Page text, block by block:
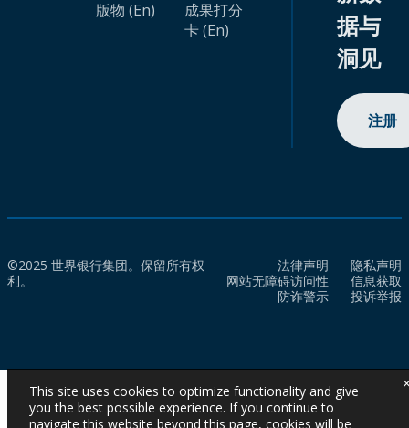
版物 (En)
成果打分
卡 (En)
据与
洞见
注册
©2025 世界银行集团。保留所有权
利。
法律声明
隐私声明
网站无障碍访问性
信息获取
防诈警示
投诉举报
This site uses cookies to optimize functionality and give
you the best possible experience. If you continue to
navigate this website beyond this page, cookies will be